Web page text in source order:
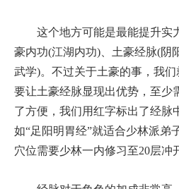
这个地方可能是最能提升实
豪内功(江湖内功)、土豪经脉(阴
武学)。不过关于土豪的事，我
要让土豪经脉显现出优势，至少
了方便，我们用红字标出了经脉
如“足阳明胃经”就适合少林派弟
穴位需要少林一内修习至20层冲